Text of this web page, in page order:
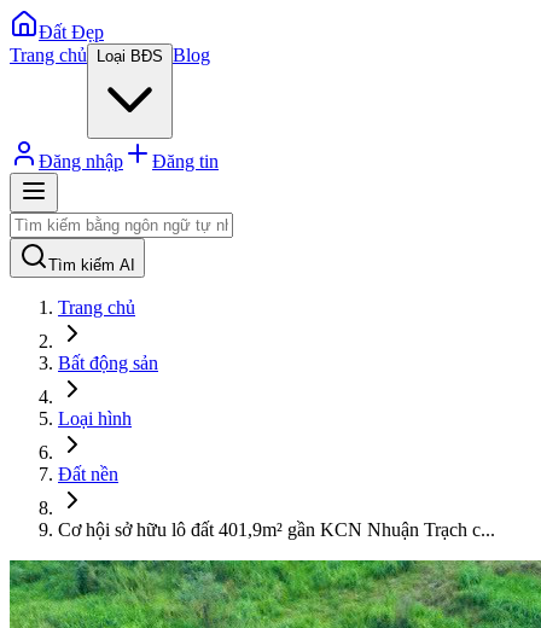
Đất Đẹp
Trang chủ
Loại BĐS Blog
Đăng nhập Đăng tin
Tìm kiếm AI
Trang chủ
Bất động sản
Loại hình
Đất nền
Cơ hội sở hữu lô đất 401,9m² gần KCN Nhuận Trạch c...